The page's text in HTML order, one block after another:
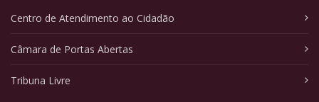
Centro de Atendimento ao Cidadão
Câmara de Portas Abertas
Tribuna Livre